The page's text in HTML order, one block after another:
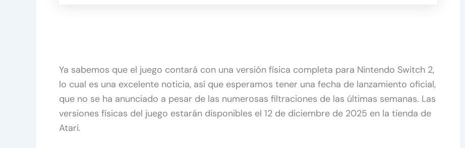
Ya sabemos que el juego contará con una versión física completa para Nintendo Switch 2,
lo cual es una excelente noticia, así que esperamos tener una fecha de lanzamiento oficial,
que no se ha anunciado a pesar de las numerosas filtraciones de las últimas semanas. Las
versiones físicas del juego estarán disponibles el 12 de diciembre de 2025 en la tienda de
Atari.